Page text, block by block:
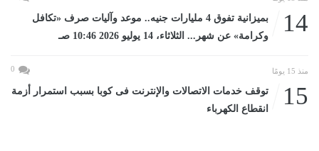
14
بميزانية تفوق 4 مليارات جنيه.. موعد وآليات صرف «تكافل
وكرامة» عن شهر... الثلاثاء، 14 يوليو 2026 10:46 صـ
منذ 15 يومًا 0
15
توقف خدمات الاتصالات والإنترنت فى كوبا بسبب استمرار أزمة
انقطاع الكهرباء